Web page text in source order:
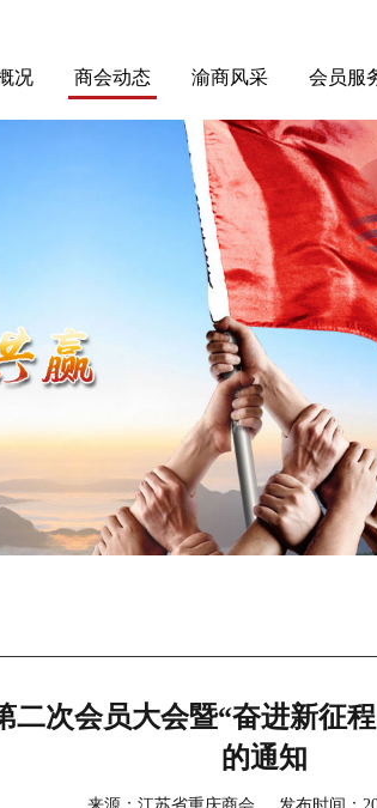
况 商会动态 渝商风采 会员服
二次会员大会暨“奋进新征
的通知